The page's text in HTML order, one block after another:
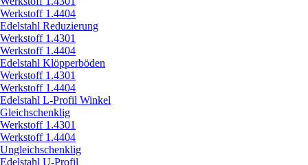
Werkstoff 1.4404
Edelstahl Reduzierung
Werkstoff 1.4301
Werkstoff 1.4404
Edelstahl Klöpperböden
Werkstoff 1.4301
Werkstoff 1.4404
Edelstahl L-Profil Winkel
Gleichschenklig
Werkstoff 1.4301
Werkstoff 1.4404
Ungleichschenklig
Edelstahl U-Profil